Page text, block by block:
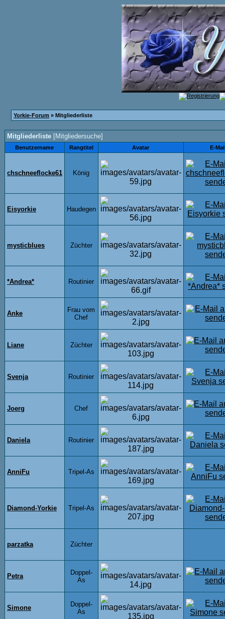
Yorkie-Forum » Mitgliederliste
Mitgliederliste [Mitgliedersuche]
Benutzername Rangtitel Avatar E-
chschneeflocke61 König
Eisyorkie Haudegen
mysticblues Züchter
*Andrea* Routinier
Anke
Frau vom
Chef
Liane Züchter
Svenja Routinier
Joerg Chef
Daniela Routinier
AnniFu Tripel-As
Diamond-Yorkie Tripel-As
parzatka Züchter
Petra
Doppel-
As
Simone
Doppel-
As